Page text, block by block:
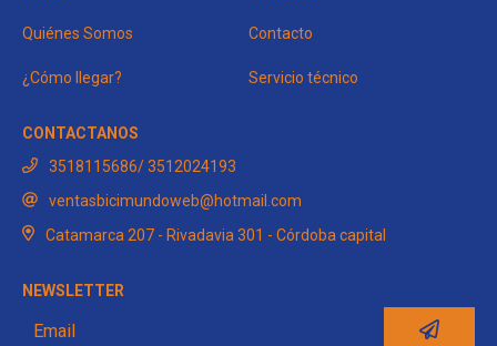
Quiénes Somos Contacto
¿Cómo llegar? Servicio técnico
CONTACTANOS
3518115686/ 3512024193
ventasbicimundoweb@hotmail.com
Catamarca 207 - Rivadavia 301 - Córdoba capital
NEWSLETTER